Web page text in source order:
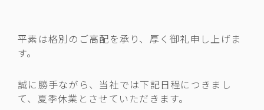
平素は格別のご高配を承り、厚く御礼申し上げま
す。
誠に勝手ながら、当社では下記日程につきまし
て、夏季休業とさせていただきます。